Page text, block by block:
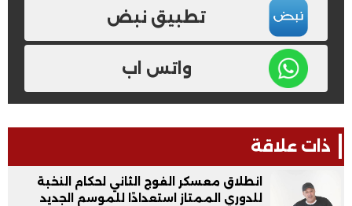
تطبيق نبض
واتس اب
ذات علاقة
انطلاق معسكر الفوج الثاني لحكام النخبة
للدوري الممتاز استعدادًا للموسم الجديد